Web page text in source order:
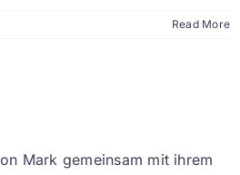
Read More
Mark gemeinsam mit ihrem